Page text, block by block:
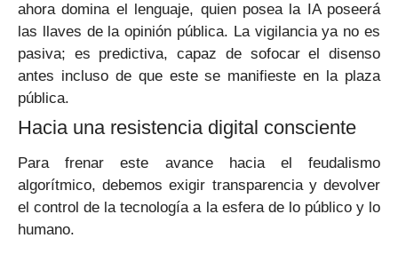
ahora domina el lenguaje, quien posea la IA poseerá
las llaves de la opinión pública. La vigilancia ya no es
pasiva; es predictiva, capaz de sofocar el disenso
antes incluso de que este se manifieste en la plaza
pública.
Hacia una resistencia digital consciente
Para frenar este avance hacia el feudalismo
algorítmico, debemos exigir transparencia y devolver
el control de la tecnología a la esfera de lo público y lo
humano.